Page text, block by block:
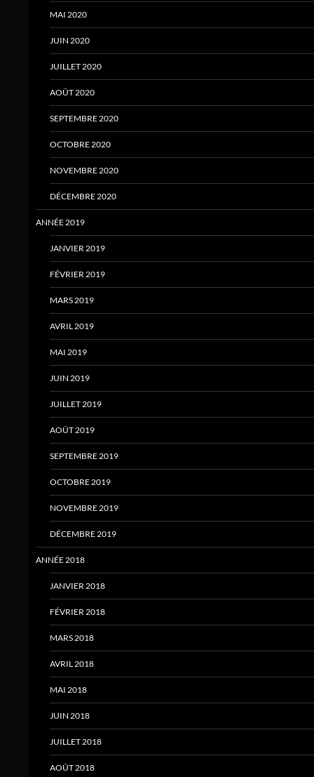
MAI 2020
JUIN 2020
JUILLET 2020
AOÛT 2020
SEPTEMBRE 2020
OCTOBRE 2020
NOVEMBRE 2020
DÉCEMBRE 2020
ANNÉE 2019
JANVIER 2019
FÉVRIER 2019
MARS 2019
AVRIL 2019
MAI 2019
JUIN 2019
JUILLET 2019
AOÛT 2019
SEPTEMBRE 2019
OCTOBRE 2019
NOVEMBRE 2019
DÉCEMBRE 2019
ANNÉE 2018
JANVIER 2018
FÉVRIER 2018
MARS 2018
AVRIL 2018
MAI 2018
JUIN 2018
JUILLET 2018
AOÛT 2018